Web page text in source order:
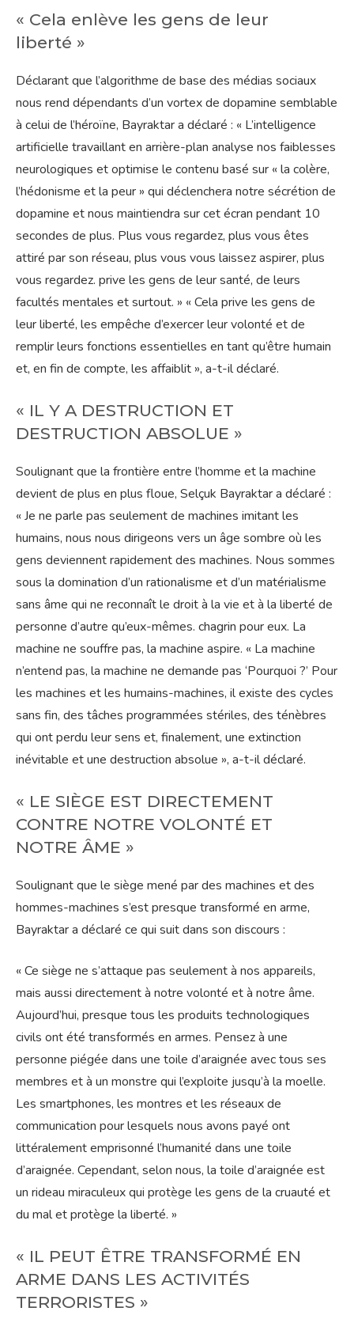
« Cela enlève les gens de leur
liberté »
Déclarant que l’algorithme de base des médias sociaux
nous rend dépendants d’un vortex de dopamine semblable
à celui de l’héroïne, Bayraktar a déclaré : « L’intelligence
artificielle travaillant en arrière-plan analyse nos faiblesses
neurologiques et optimise le contenu basé sur « la colère,
l’hédonisme et la peur » qui déclenchera notre sécrétion de
dopamine et nous maintiendra sur cet écran pendant 10
secondes de plus. Plus vous regardez, plus vous êtes
attiré par son réseau, plus vous vous laissez aspirer, plus
vous regardez. prive les gens de leur santé, de leurs
facultés mentales et surtout. » « Cela prive les gens de
leur liberté, les empêche d’exercer leur volonté et de
remplir leurs fonctions essentielles en tant qu’être humain
et, en fin de compte, les affaiblit », a-t-il déclaré.
« IL Y A DESTRUCTION ET
DESTRUCTION ABSOLUE »
Soulignant que la frontière entre l’homme et la machine
devient de plus en plus floue, Selçuk Bayraktar a déclaré :
« Je ne parle pas seulement de machines imitant les
humains, nous nous dirigeons vers un âge sombre où les
gens deviennent rapidement des machines. Nous sommes
sous la domination d’un rationalisme et d’un matérialisme
sans âme qui ne reconnaît le droit à la vie et à la liberté de
personne d’autre qu’eux-mêmes. chagrin pour eux. La
machine ne souffre pas, la machine aspire. « La machine
n’entend pas, la machine ne demande pas ‘Pourquoi ?’ Pour
les machines et les humains-machines, il existe des cycles
sans fin, des tâches programmées stériles, des ténèbres
qui ont perdu leur sens et, finalement, une extinction
inévitable et une destruction absolue », a-t-il déclaré.
« LE SIÈGE EST DIRECTEMENT
CONTRE NOTRE VOLONTÉ ET
NOTRE ÂME »
Soulignant que le siège mené par des machines et des
hommes-machines s’est presque transformé en arme,
Bayraktar a déclaré ce qui suit dans son discours :
« Ce siège ne s’attaque pas seulement à nos appareils,
mais aussi directement à notre volonté et à notre âme.
Aujourd’hui, presque tous les produits technologiques
civils ont été transformés en armes. Pensez à une
personne piégée dans une toile d’araignée avec tous ses
membres et à un monstre qui l’exploite jusqu’à la moelle.
Les smartphones, les montres et les réseaux de
communication pour lesquels nous avons payé ont
littéralement emprisonné l’humanité dans une toile
d’araignée. Cependant, selon nous, la toile d’araignée est
un rideau miraculeux qui protège les gens de la cruauté et
du mal et protège la liberté. »
« IL PEUT ÊTRE TRANSFORMÉ EN
ARME DANS LES ACTIVITÉS
TERRORISTES »